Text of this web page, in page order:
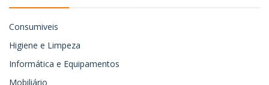
Consumiveis
Higiene e Limpeza
Informática e Equipamentos
Mobiliário